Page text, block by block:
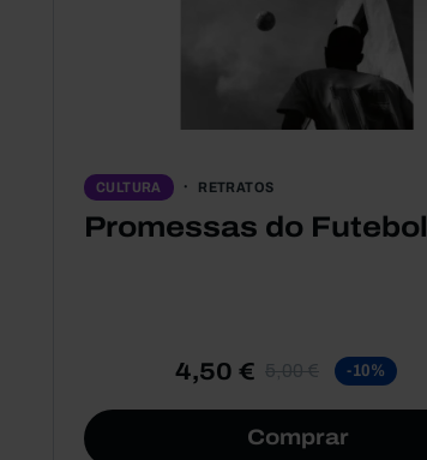
CULTURA RETRATOS
Promessas do Futebol
4,50 € 5,00 € -10%
Comprar